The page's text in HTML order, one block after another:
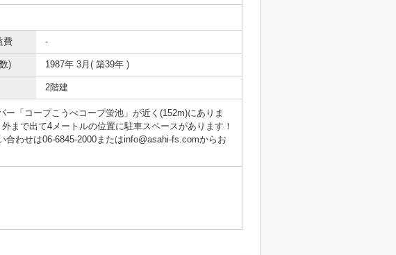
費 -
) 1987年 3月( 築39年 )
2階建
「コープこうべコープ蛍池」が近く(152m)にありま
まで出て4メートルの位置に駐車スペースがあります！
わせは06-6845-2000またはinfo@asahi-fs.comからお